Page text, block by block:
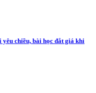
yêu chiều, bài học đắt giá khi